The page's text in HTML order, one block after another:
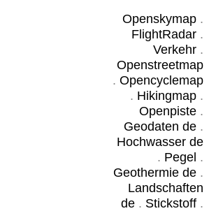
Openskymap.
FlightRadar.
Verkehr.
Openstreetmap
. Opencyclemap
. Hikingmap.
Openpiste.
Geodaten de.
Hochwasser de
. Pegel .
Geothermie de.
Landschaften
de. Stickstoff.